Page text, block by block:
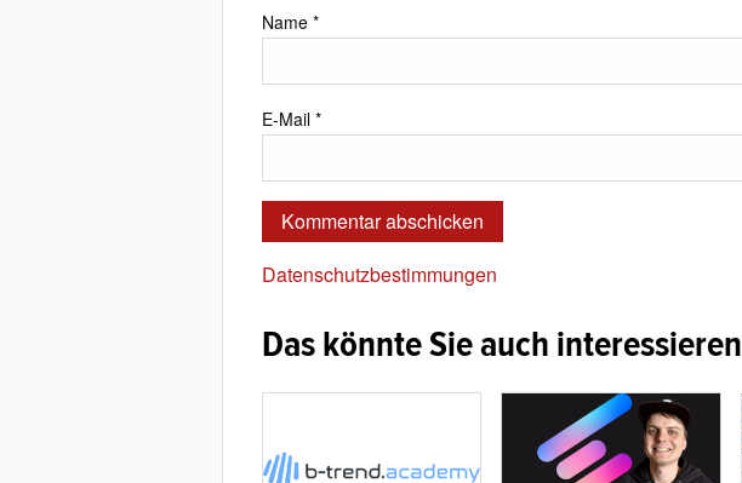
Name *
E-Mail *
Datenschutzbestimmungen
Das könnte Sie auch interessieren